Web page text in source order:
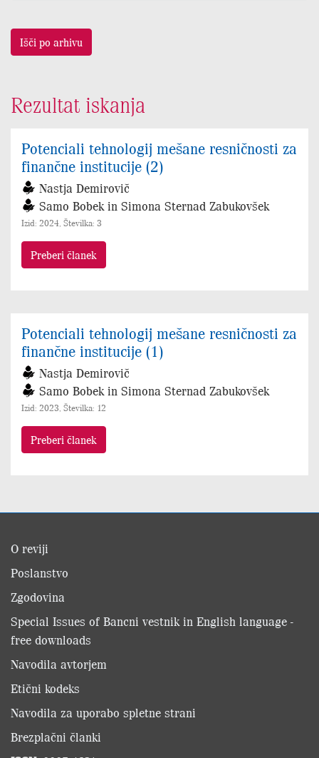
Išči po arhivu
Rezultat iskanja
Potenciali tehnologij mešane resničnosti za
finančne institucije (2)
Nastja Demirovič
Samo Bobek in Simona Sternad Zabukovšek
Izid: 2024, Številka: 3
Preberi članek
Potenciali tehnologij mešane resničnosti za
finančne institucije (1)
Nastja Demirovič
Samo Bobek in Simona Sternad Zabukovšek
Izid: 2023, Številka: 12
Preberi članek
O reviji
Poslanstvo
Zgodovina
Special Issues of Bancni vestnik in English language -
free downloads
Navodila avtorjem
Etični kodeks
Navodila za uporabo spletne strani
Brezplačni članki